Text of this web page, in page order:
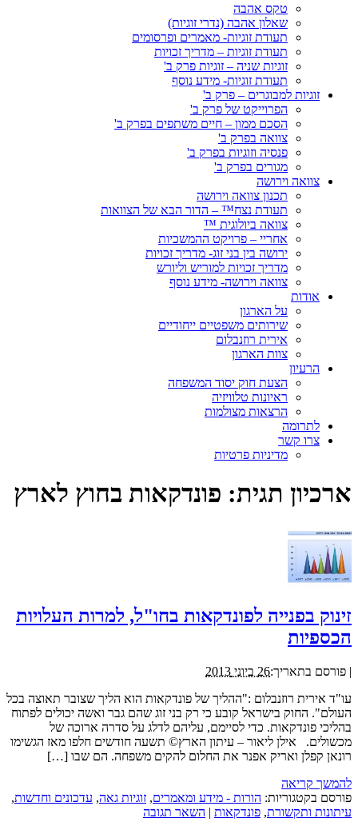
טקס אהבה
שאלון אהבה (נדרי זוגיות)
תעודת זוגיות- מאמרים ופרסומים
תעודת זוגיות – מדריך זכויות
זוגיות שניה – זוגיות פרק ב'
תעודת זוגיות- מידע נוסף
זוגיות למבוגרים – פרק ב'
הפרוייקט של פרק ב'
הסכם ממון – חיים משתפים בפרק ב'
צוואה בפרק ב'
פנסיה וזוגיות בפרק ב'
מגורים בפרק ב'
צוואה וירושה
תכנון צוואה וירושה
תעודת נצח™ – הדור הבא של הצוואות
צוואה ביולוגית ™
אחריי – פרויקט ההמשכיות
ירושה בין בני זוג- מדריך זכויות
מדריך זכויות למוריש וליורש
צוואה וירושה- מידע נוסף
אודות
על הארגון
שירותים משפטיים ייחודיים
אירית רוזנבלום
צוות הארגון
הרעיון
הצעת חוק יסוד המשפחה
ראיונות טלוויזיה
הרצאות מצולמות
לתרומה
צרו קשר
מדיניות פרטיות
ארכיון תגית: פונדקאות בחוץ לארץ
זינוק בפנייה לפונדקאות בחו"ל, למרות העלויות
הכספיות
| פורסם בתאריך:26 ביוני 2013
עו"ד אירית רוזנבלום :"ההליך של פונדקאות הוא הליך שצובר תאוצה בכל
העולם". החוק בישראל קובע כי רק בני זוג שהם גבר ואשה יכולים לפתוח
בהליכי פונדקאות. כדי לסיימם, עליהם לדלג על סדרה ארוכה של
מכשולים. אילן ליאור – עיתון הארץ© תשעה חודשים חלפו מאז הגשימו
רונאן קפלן ואריק אפנר את החלום להקים משפחה. הם שבו […]
להמשך קריאה
פורסם בקטגוריות: הורות - מידע ומאמרים, זוגיות גאה, עדכונים וחדשות,
עיתונות ותקשורת, פונדקאות | השאר תגובה